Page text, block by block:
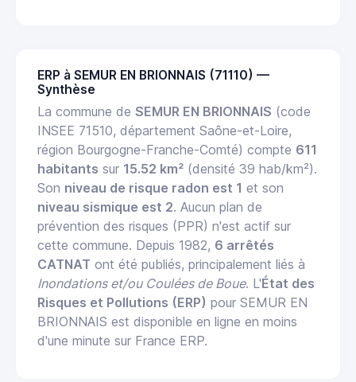
ERP à SEMUR EN BRIONNAIS (71110) —
Synthèse
La commune de SEMUR EN BRIONNAIS (code
INSEE 71510, département Saône-et-Loire,
région Bourgogne-Franche-Comté) compte 611
habitants sur 15.52 km² (densité 39 hab/km²).
Son niveau de risque radon est 1 et son
niveau sismique est 2. Aucun plan de
prévention des risques (PPR) n'est actif sur
cette commune. Depuis 1982, 6 arrêtés
CATNAT ont été publiés, principalement liés à
Inondations et/ou Coulées de Boue. L'État des
Risques et Pollutions (ERP) pour SEMUR EN
BRIONNAIS est disponible en ligne en moins
d'une minute sur France ERP.